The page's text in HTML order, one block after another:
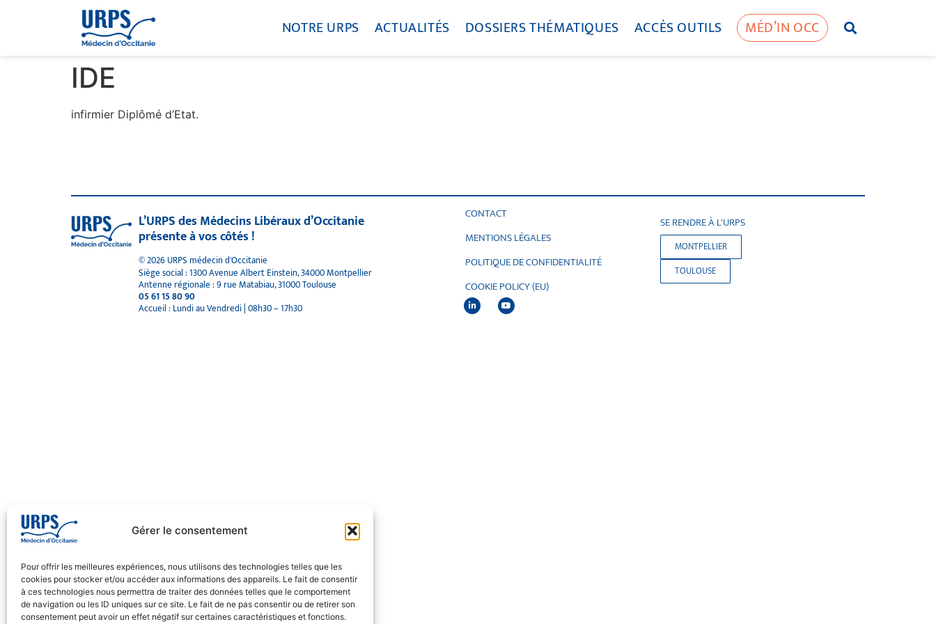
Gérer le consentement
Pour offrir les meilleures expériences, nous utilisons des technologies telles que les
cookies pour stocker et/ou accéder aux informations des appareils. Le fait de consentir
à ces technologies nous permettra de traiter des données telles que le comportement
de navigation ou les ID uniques sur ce site. Le fait de ne pas consentir ou de retirer son
consentement peut avoir un effet négatif sur certaines caractéristiques et fonctions.
NOTRE URPS ACTUALITÉS DOSSIERS THÉMATIQUES ACCÈS OUTILS MÉD’IN OCC
IDE
infirmier Diplômé d’Etat.
L’URPS des Médecins Libéraux d’Occitanie
présente à vos côtés !
© 2026 URPS médecin d'Occitanie
Siège social : 1300 Avenue Albert Einstein, 34000 Montpellier
Antenne régionale : 9 rue Matabiau, 31000 Toulouse
05 61 15 80 90
Accueil : Lundi au Vendredi | 08h30 – 17h30
CONTACT
MENTIONS LÉGALES
POLITIQUE DE CONFIDENTIALITÉ
COOKIE POLICY (EU)
SE RENDRE À L'URPS
MONTPELLIER
TOULOUSE